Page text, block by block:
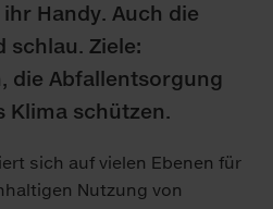
Handy. Auch die
schlau. Ziele:
die Abfallentsorgung
Klima schützen.
sich auf vielen Ebenen für
Nutzung von